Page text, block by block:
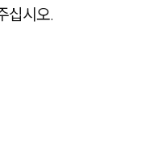
십시오.